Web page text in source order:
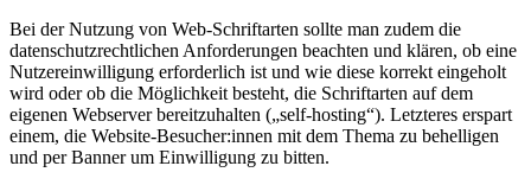
Bei der Nutzung von Web-Schriftarten sollte man zudem die
datenschutzrechtlichen Anforderungen beachten und klären, ob eine
Nutzereinwilligung erforderlich ist und wie diese korrekt eingeholt
wird oder ob die Möglichkeit besteht, die Schriftarten auf dem
eigenen Webserver bereitzuhalten („self-hosting“). Letzteres erspart
einem, die Website-Besucher:innen mit dem Thema zu behelligen
und per Banner um Einwilligung zu bitten.